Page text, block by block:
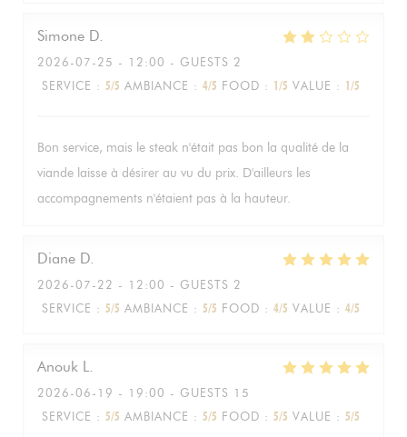
Simone D
2026-07-25 - 12:00 - GUESTS 2
SERVICE : 5/5 AMBIANCE : 4/5 FOOD : 1/5 VALUE : 1/5
Bon service, mais le steak n'était pas bon la qualité de la
viande laisse à désirer au vu du prix. D'ailleurs les
accompagnements n'étaient pas à la hauteur.
Diane D
2026-07-22 - 12:00 - GUESTS 2
SERVICE : 5/5 AMBIANCE : 5/5 FOOD : 4/5 VALUE : 4/5
Anouk L
2026-06-19 - 19:00 - GUESTS 15
SERVICE : 5/5 AMBIANCE : 5/5 FOOD : 5/5 VALUE : 5/5